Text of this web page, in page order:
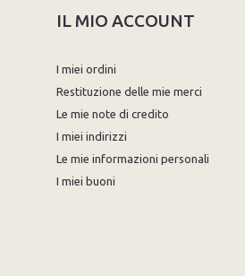
IL MIO ACCOUNT
I miei ordini
Restituzione delle mie merci
Le mie note di credito
I miei indirizzi
Le mie informazioni personali
I miei buoni